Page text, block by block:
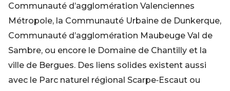
Communauté d’agglomération Valenciennes
Métropole, la Communauté Urbaine de Dunkerque,
Communauté d’agglomération Maubeuge Val de
Sambre, ou encore le Domaine de Chantilly et la
ville de Bergues. Des liens solides existent aussi
avec le Parc naturel régional Scarpe‑Escaut ou